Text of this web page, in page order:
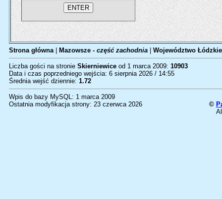
Strona główna| Mazowsze - część zachodnia Województwo Łódzkie
Liczba gości na stronie Skierniewice od 1 marca 2009: 10903
Data i czas poprzedniego wejścia: 6 sierpnia 2026 / 14:55
Średnia wejść dziennie: 1.72
Wpis do bazy MySQL: 1 marca 2009
Ostatnia modyfikacja strony: 23 czerwca 2026
©